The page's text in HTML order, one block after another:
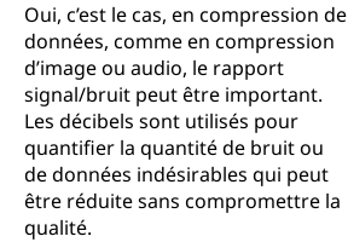
Oui, c’est le cas, en compression de
données, comme en compression
d’image ou audio, le rapport
signal/bruit peut être important.
Les décibels sont utilisés pour
quantifier la quantité de bruit ou
de données indésirables qui peut
être réduite sans compromettre la
qualité.